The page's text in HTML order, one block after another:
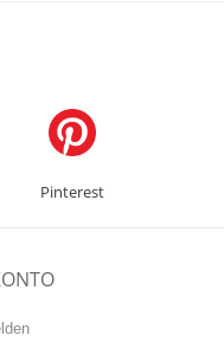
Pinterest